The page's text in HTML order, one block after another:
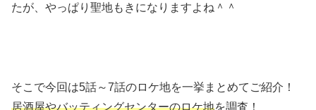
たが、やっぱり聖地もきになりますよね＾＾
そこで今回は5話～7話のロケ地を一挙まとめてご紹介！
居酒屋やバッティングセンターのロケ地を調査！